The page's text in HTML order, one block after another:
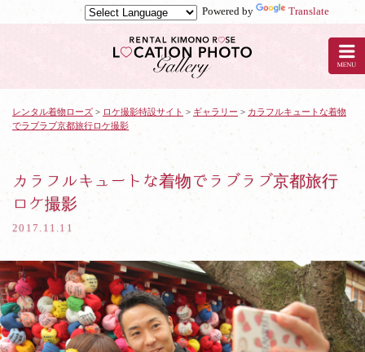
Powered by
Translate
ル
ー
ケ
撮
影：
カ
ラ
フ
レンタル着物ローズ > ロケ撮影特設サイト > ギャラリー > カラフルキュートな着物
でラブラブ京都旅行ロケ撮影
カラフルキュートな着物でラブラブ京都旅行
ロケ撮影
2017.11.11